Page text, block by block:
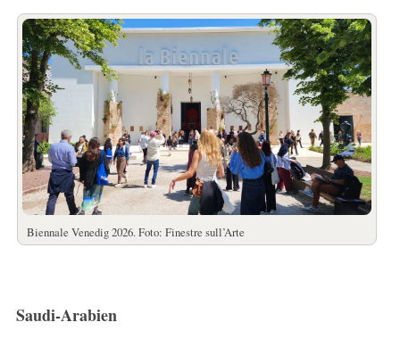
Biennale Venedig 2026. Foto: Finestre sull’Arte
Saudi-Arabien